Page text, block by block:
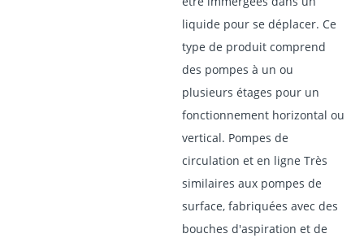
liquide pour se déplacer. Ce
type de produit comprend
des pompes à un ou
plusieurs étages pour un
fonctionnement horizontal ou
vertical. Pompes de
circulation et en ligne Très
similaires aux pompes de
surface, fabriquées avec des
bouches d'aspiration et de